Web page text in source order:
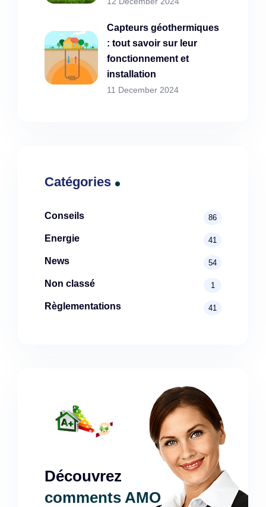
Capteurs géothermiques
: tout savoir sur leur
fonctionnement et
installation
11 December 2024
Catégories
Conseils 86
Energie 41
News 54
Non classé 1
Règlementations 41
Découvrez
comments AMO